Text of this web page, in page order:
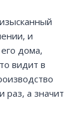
и
дома,
видит в
раз, а значит